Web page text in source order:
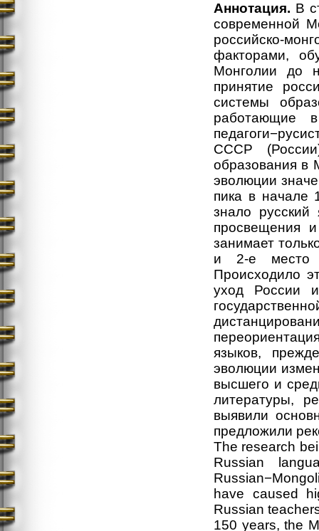
Аннотация. В
современной
российско-
факторами,
Монголии до
принятие
системы
работающие
СССР
образования в
эволюции
пика в начале
знало
просвещения
занимает
и 2-е место
Происходило
уход России
языков,
эволюции
высшего и
литературы,
выявили
предложили
The research
Russian
have caused
Russian
150 years, the